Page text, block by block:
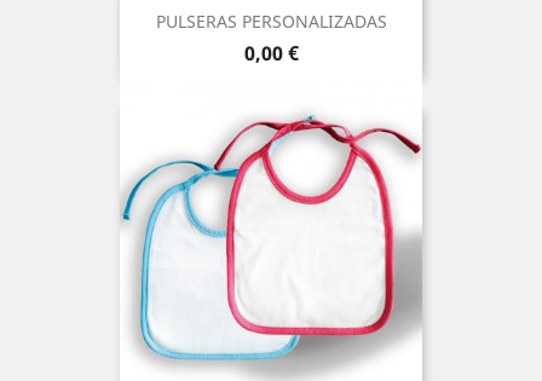
PULSERAS PERSONALIZADAS
Precio
0,00 €